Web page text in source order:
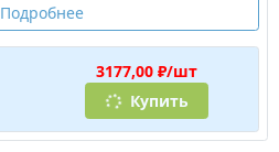
Подробнее
3177,00 ₽/шт
Купить